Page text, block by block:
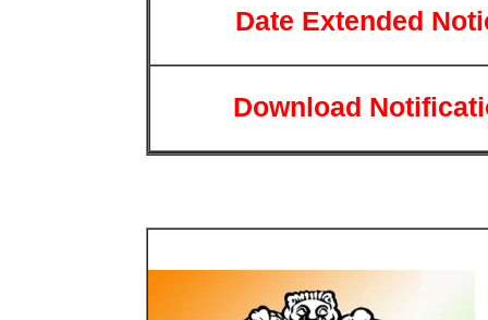
Date Extended
Download